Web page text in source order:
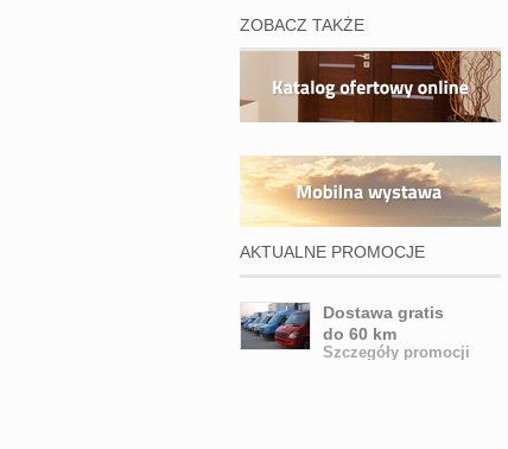
ZOBACZ TAKŻE
AKTUALNE PROMOCJE
Dostawa gratis
do 60 km
Szczegóły promocji